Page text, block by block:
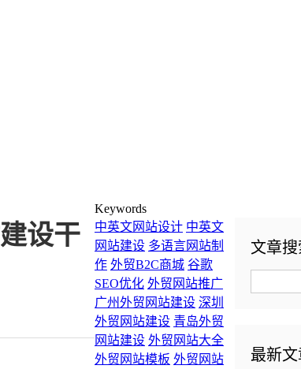
设干
文章搜
最新文
Keywords
中英文网站设计 中英文
网站建设 多语言网站制
作 外贸B2C商城 谷歌
SEO优化 外贸网站推广
广州外贸网站建设 深圳
外贸网站建设 青岛外贸
网站建设 外贸网站大全
外贸网站模板 外贸网站